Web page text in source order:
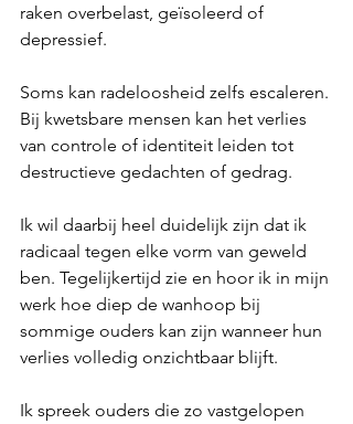
raken overbelast, geïsoleerd of
depressief.
Soms kan radeloosheid zelfs escaleren.
Bij kwetsbare mensen kan het verlies
van controle of identiteit leiden tot
destructieve gedachten of gedrag.
Ik wil daarbij heel duidelijk zijn dat ik
radicaal tegen elke vorm van geweld
ben. Tegelijkertijd zie en hoor ik in mijn
werk hoe diep de wanhoop bij
sommige ouders kan zijn wanneer hun
verlies volledig onzichtbaar blijft.
Ik spreek ouders die zo vastgelopen